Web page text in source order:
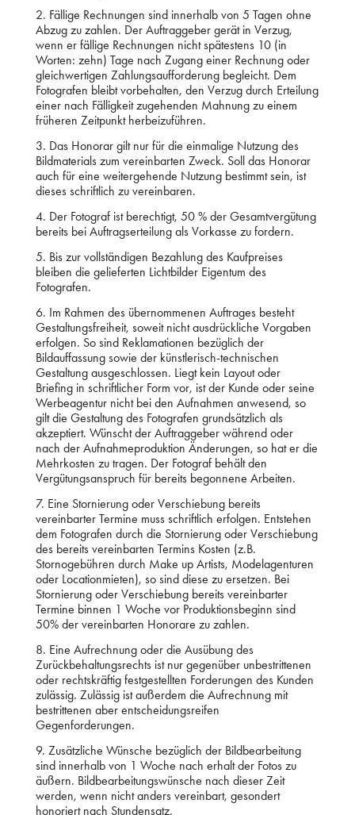
2. Fällige Rechnungen sind innerhalb von 5 Tagen ohne
Abzug zu zahlen. Der Auftraggeber gerät in Verzug,
wenn er fällige Rechnungen nicht spätestens 10 (in
Worten: zehn) Tage nach Zugang einer Rechnung oder
gleichwertigen Zahlungsaufforderung begleicht. Dem
Fotografen bleibt vorbehalten, den Verzug durch Erteilung
einer nach Fälligkeit zugehenden Mahnung zu einem
früheren Zeitpunkt herbeizuführen.
3. Das Honorar gilt nur für die einmalige Nutzung des
Bildmaterials zum vereinbarten Zweck. Soll das Honorar
auch für eine weitergehende Nutzung bestimmt sein, ist
dieses schriftlich zu vereinbaren.
4. Der Fotograf ist berechtigt, 50 % der Gesamtvergütung
bereits bei Auftragserteilung als Vorkasse zu fordern.
5. Bis zur vollständigen Bezahlung des Kaufpreises
bleiben die gelieferten Lichtbilder Eigentum des
Fotografen.
6. Im Rahmen des übernommenen Auftrages besteht
Gestaltungsfreiheit, soweit nicht ausdrückliche Vorgaben
erfolgen. So sind Reklamationen bezüglich der
Bildauffassung sowie der künstlerisch-technischen
Gestaltung ausgeschlossen. Liegt kein Layout oder
Briefing in schriftlicher Form vor, ist der Kunde oder seine
Werbeagentur nicht bei den Aufnahmen anwesend, so
gilt die Gestaltung des Fotografen grundsätzlich als
akzeptiert. Wünscht der Auftraggeber während oder
nach der Aufnahmeproduktion Änderungen, so hat er die
Mehrkosten zu tragen. Der Fotograf behält den
Vergütungsanspruch für bereits begonnene Arbeiten.
7. Eine Stornierung oder Verschiebung bereits
vereinbarter Termine muss schriftlich erfolgen. Entstehen
dem Fotografen durch die Stornierung oder Verschiebung
des bereits vereinbarten Termins Kosten (z.B.
Stornogebühren durch Make up Artists, Modelagenturen
oder Locationmieten), so sind diese zu ersetzen. Bei
Stornierung oder Verschiebung bereits vereinbarter
Termine binnen 1 Woche vor Produktionsbeginn sind
50% der vereinbarten Honorare zu zahlen.
8. Eine Aufrechnung oder die Ausübung des
Zurückbehaltungsrechts ist nur gegenüber unbestrittenen
oder rechtskräftig festgestellten Forderungen des Kunden
zulässig. Zulässig ist außerdem die Aufrechnung mit
bestrittenen aber entscheidungsreifen
Gegenforderungen.
9. Zusätzliche Wünsche bezüglich der Bildbearbeitung
sind innerhalb von 1 Woche nach erhalt der Fotos zu
äußern. Bildbearbeitungswünsche nach dieser Zeit
werden, wenn nicht anders vereinbart, gesondert
honoriert nach Stundensatz.